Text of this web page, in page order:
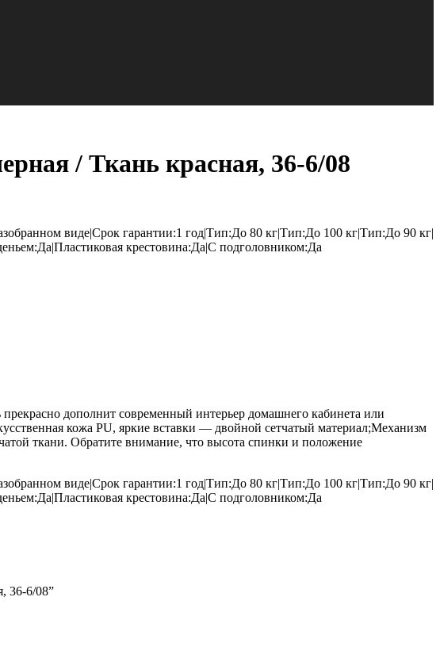
/ Ткань красная, 36-6/08
виде|Срок гарантии:1 год|Тип:До 80 кг|Тип:До 100 кг|Тип:До 90 кг|
крестовина:Да|С подголовником:Да
дополнит современный интерьер домашнего кабинета или
кожа PU, яркие вставки — двойной сетчатый материал;Механизм
ткани. Обратите внимание, что высота спинки и положение
виде|Срок гарантии:1 год|Тип:До 80 кг|Тип:До 100 кг|Тип:До 90 кг|
крестовина:Да|С подголовником:Да
36-6/08”